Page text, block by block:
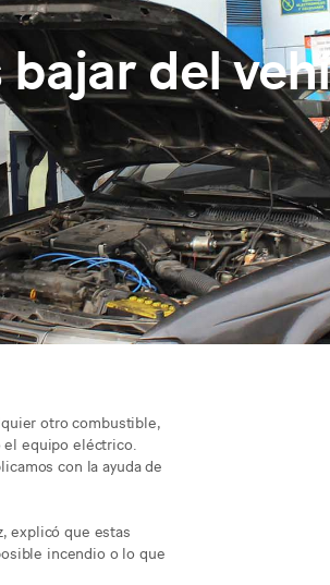
del
otro combustible,
el equipo eléctrico.
con la ayuda de
explicó que estas
incendio o lo que